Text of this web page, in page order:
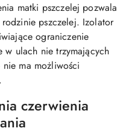
matki pszczelej pozwala
pszczelej. Izolator
ograniczenie
w ulach nie trzymających
ma możliwości
czerwienia